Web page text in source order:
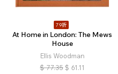
79折
At Home in London: The Mews
House
Ellis Woodman
$ 77.35 $ 61.11